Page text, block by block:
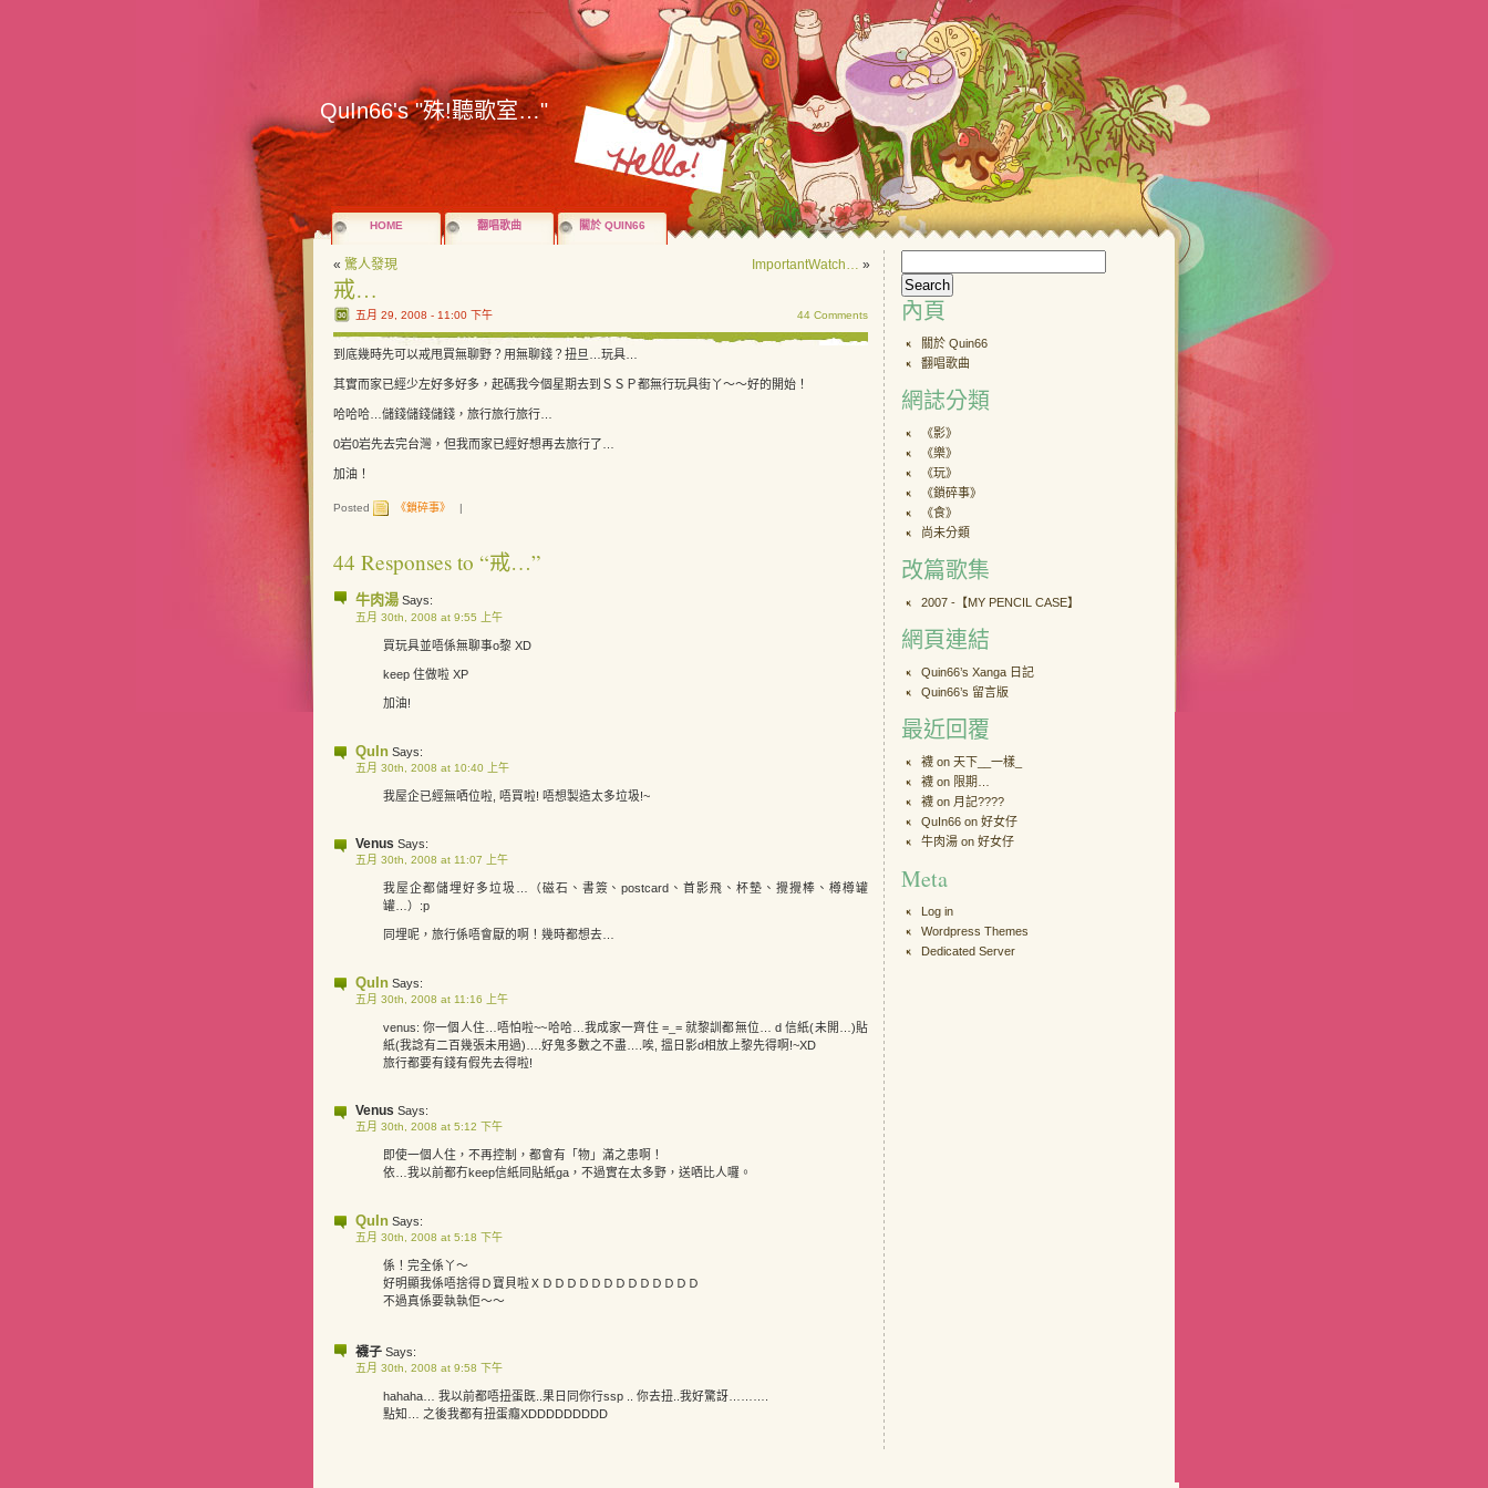
QuIn66's "殊!聽歌室…"
HOME 翻唱歌曲 關於 QUIN66
« 驚人發現 ImportantWatch… »
戒…
五月 29, 2008 - 11:00 下午 44 Comments
到底幾時先可以戒甩買無聊野？用無聊錢？扭旦…玩具…
其實而家已經少左好多好多，起碼我今個星期去到ＳＳＰ都無行玩具街丫～～好的開始！
哈哈哈…儲錢儲錢儲錢，旅行旅行旅行…
0岩0岩先去完台灣，但我而家已經好想再去旅行了…
加油！
Posted 《鎖碎事》 |
44 Responses to “戒…”
牛肉湯 Says:
五月 30th, 2008 at 9:55 上午
買玩具並唔係無聊事o黎 XD
keep 住做啦 XP
加油!
QuIn Says:
五月 30th, 2008 at 10:40 上午
我屋企已經無哂位啦, 唔買啦! 唔想製造太多垃圾!~
Venus Says:
五月 30th, 2008 at 11:07 上午
我屋企都儲埋好多垃圾…（磁石、書簽、postcard、首影飛、杯墊、攪攪棒、樽樽罐
罐…）:p
同埋呢，旅行係唔會厭的啊！幾時都想去…
QuIn Says:
五月 30th, 2008 at 11:16 上午
venus: 你一個人住…唔怕啦~~哈哈…我成家一齊住 =_= 就黎訓都無位… d 信紙(未開…)貼
紙(我諗有二百幾張未用過)….好鬼多數之不盡….唉, 搵日影d相放上黎先得啊!~XD
旅行都要有錢有假先去得啦!
Venus Says:
五月 30th, 2008 at 5:12 下午
即使一個人住，不再控制，都會有「物」滿之患啊！
依…我以前都冇keep信紙同貼紙ga，不過實在太多野，送哂比人囉。
QuIn Says:
五月 30th, 2008 at 5:18 下午
係！完全係丫～
好明顯我係唔捨得Ｄ寶貝啦ＸＤＤＤＤＤＤＤＤＤＤＤＤＤ
不過真係要執執佢～～
襪子 Says:
五月 30th, 2008 at 9:58 下午
hahaha… 我以前都唔扭蛋既..果日同你行ssp .. 你去扭..我好驚訝……….
點知… 之後我都有扭蛋癮XDDDDDDDDD
內頁
關於 Quin66
翻唱歌曲
網誌分類
《影》
《樂》
《玩》
《鎖碎事》
《食》
尚未分類
改篇歌集
2007 -【MY PENCIL CASE】
網頁連結
Quin66’s Xanga 日記
Quin66’s 留言版
最近回覆
襪 on 天下__一樣_
襪 on 限期…
襪 on 月記????
QuIn66 on 好女仔
牛肉湯 on 好女仔
Meta
Log in
Wordpress Themes
Dedicated Server